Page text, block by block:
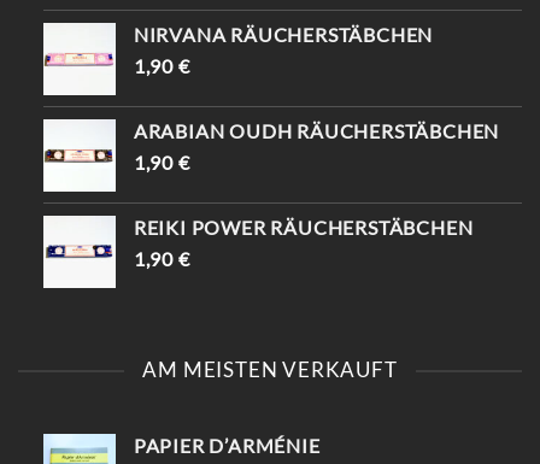
NIRVANA RÄUCHERSTÄBCHEN
1,90 €
ARABIAN OUDH RÄUCHERSTÄBCHEN
1,90 €
REIKI POWER RÄUCHERSTÄBCHEN
1,90 €
AM MEISTEN VERKAUFT
PAPIER D’ARMÉNIE